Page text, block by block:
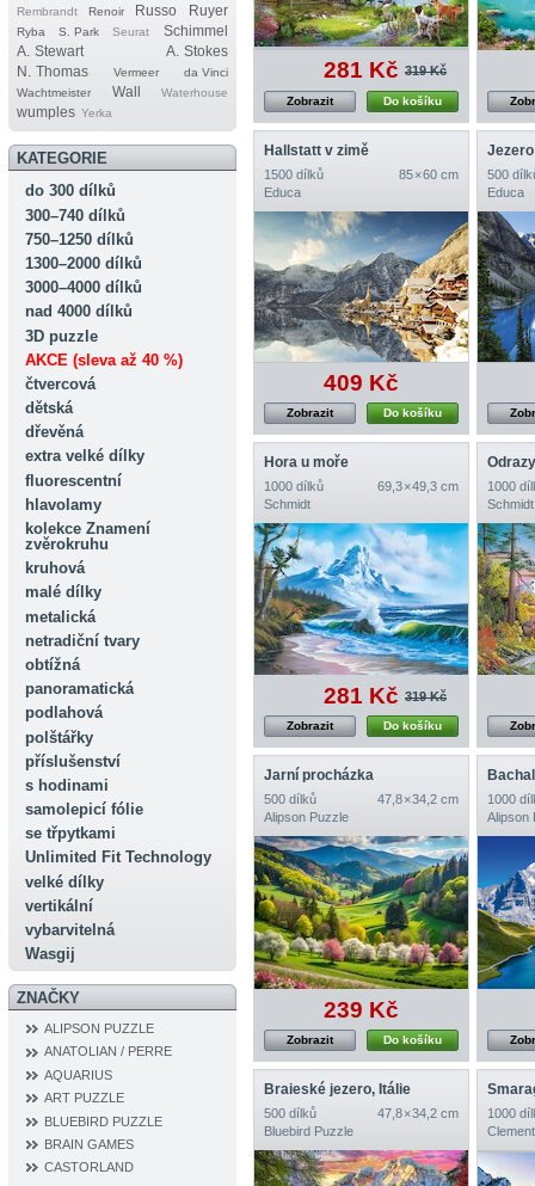
Rembrandt
Renoir Russo Ruyer
Ryba S. Park Seurat
Schimmel
A. Stewart
A. Stokes
N. Thomas
Vermeer
da Vinci
Wachtmeister
Wall Waterhouse
wumples Yerka
KATEGORIE
do 300 dílků
300–740 dílků
750–1250 dílků
1300–2000 dílků
3000–4000 dílků
nad 4000 dílků
3D puzzle
AKCE (sleva až 40 %)
čtvercová
dětská
dřevěná
extra velké dílky
fluorescentní
hlavolamy
kolekce Znamení
zvěrokruhu
kruhová
malé dílky
metalická
netradiční tvary
obtížná
panoramatická
podlahová
polštářky
příslušenství
s hodinami
samolepicí fólie
se třpytkami
Unlimited Fit Technology
velké dílky
vertikální
vybarvitelná
Wasgij
ZNAČKY
ALIPSON PUZZLE
ANATOLIAN / PERRE
AQUARIUS
ART PUZZLE
BLUEBIRD PUZZLE
BRAIN GAMES
CASTORLAND
281 Kč 319 Kč
Do košíku
Zobrazit
Hallstatt v zimě
1500 dílků
85 × 60 cm
Educa
409 Kč
Do košíku
Zobrazit
500
Educa
Hora u moře
1000 dílků
69,3 × 49,3 cm
Schmidt
281 Kč 319 Kč
Do košíku
Zobrazit
Odrazy
1000
Schmidt
Jarní procházka
500 dílků
47,8 × 34,2 cm
Alipson Puzzle
239 Kč
Do košíku
Zobrazit
1000
Alipson
Braieské jezero, Itálie
500 dílků
47,8 × 34,2 cm
Bluebird Puzzle
1000